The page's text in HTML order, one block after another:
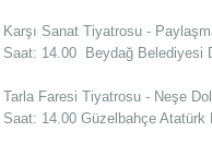
Karşı Sanat Tiyatrosu -
Saat: 14.00 Beydağ Belediyesi
Tarla Faresi Tiyatrosu - Neşe
Saat: 14.00 Güzelbahçe Atatürk